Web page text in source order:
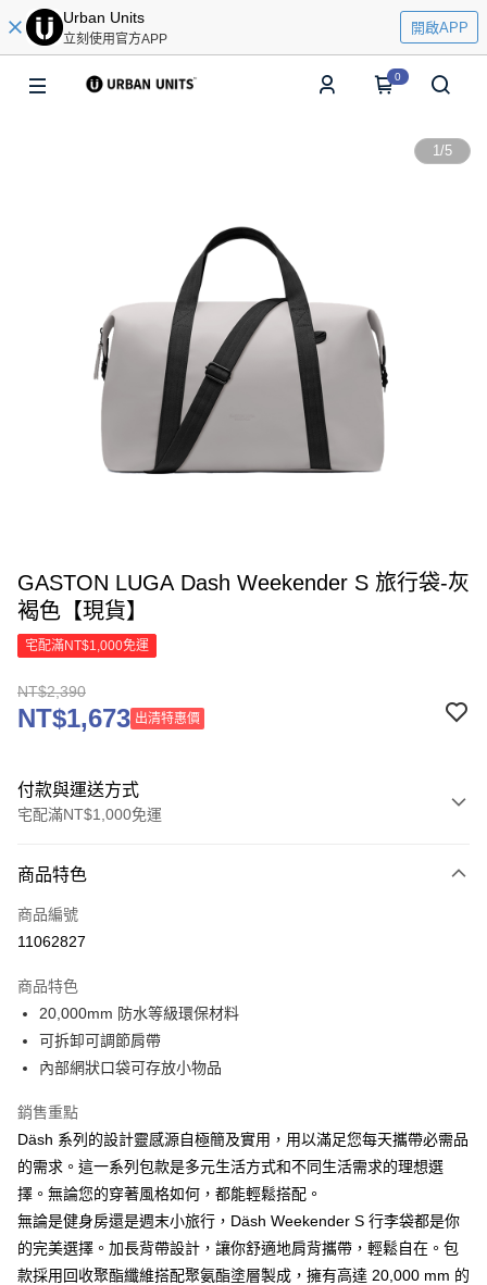
Urban Units
立刻使用官方APP
開啟APP
0
1/5
GASTON LUGA Dash Weekender S 旅行袋-灰
褐色【現貨】
宅配滿NT$1,000免運
NT$2,390
NT$1,673 出清特惠價
付款與運送方式
宅配滿NT$1,000免運
信用卡一次付款
信用卡分期付款
合作金庫商業銀行
華南商業銀行
上海商業儲蓄銀行
國泰世華商業銀行
匯豐（台灣）商業銀行
聯邦商業銀行
遠東國際商業銀行
元大商業銀行
永豐商業銀行
台新國際商業銀行
中國信託商業銀行
台灣樂天信用卡公司
6 期 0 利率 每期
華南商業銀行
上海商業儲蓄銀行
臺灣中小企業銀行
匯豐（台灣）商業銀行
華泰商業銀行
聯邦商業銀行
遠東國際商業銀行
元大商業銀行
永豐商業銀行
玉山商業銀行
星展（台灣）商業銀行
台灣樂天信用卡公司
LINE Pay
Apple Pay
ATM付款
運送方式
黑貓宅急便
每筆NT$120，滿NT$1,000(含以上)免運費
黑貓宅配(離島)
商品特色
商品編號
11062827
商品特色
20,000mm 防水等級環保材料
可拆卸可調節肩帶
內部網狀口袋可存放小物品
銷售重點
Däsh 系列的設計靈感源自極簡及實用，用以滿足您每天攜帶必需品
的需求。這一系列包款是多元生活方式和不同生活需求的理想選
擇。無論您的穿著風格如何，都能輕鬆搭配。
無論是健身房還是週末小旅行，Däsh Weekender S 行李袋都是你
的完美選擇。加長背帶設計，讓你舒適地肩背攜帶，輕鬆自在。包
款採用回收聚酯纖維搭配聚氨酯塗層製成，擁有高達 20,000 mm 的